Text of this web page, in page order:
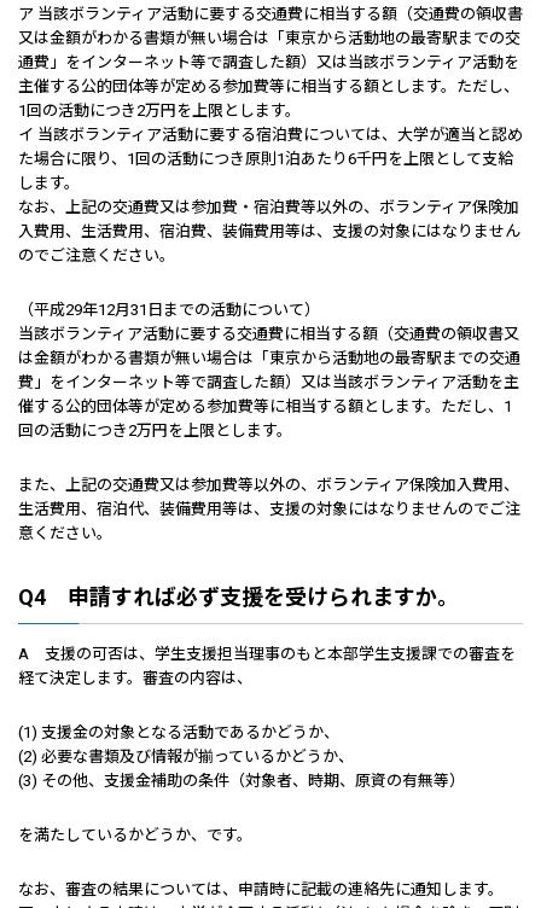
ア 当該ボランティア活動に要する交通費に相当する額（交通費の領収書
又は金額がわかる書類が無い場合は「東京から活動地の最寄駅までの交
通費」をインターネット等で調査した額）又は当該ボランティア活動を
主催する公的団体等が定める参加費等に相当する額とします。ただし、
1回の活動につき2万円を上限とします。
イ 当該ボランティア活動に要する宿泊費については、大学が適当と認め
た場合に限り、1回の活動につき原則1泊あたり6千円を上限として支給
します。
なお、上記の交通費又は参加費・宿泊費等以外の、ボランティア保険加
入費用、生活費用、宿泊費、装備費用等は、支援の対象にはなりません
のでご注意ください。
（平成29年12月31日までの活動について）
当該ボランティア活動に要する交通費に相当する額（交通費の領収書又
は金額がわかる書類が無い場合は「東京から活動地の最寄駅までの交通
費」をインターネット等で調査した額）又は当該ボランティア活動を主
催する公的団体等が定める参加費等に相当する額とします。ただし、1
回の活動につき2万円を上限とします。
また、上記の交通費又は参加費等以外の、ボランティア保険加入費用、
生活費用、宿泊代、装備費用等は、支援の対象にはなりませんのでご注
意ください。
Q4 申請すれば必ず支援を受けられますか。
A 支援の可否は、学生支援担当理事のもと本部学生支援課での審査を
経て決定します。審査の内容は、
(1) 支援金の対象となる活動であるかどうか、
(2) 必要な書類及び情報が揃っているかどうか、
(3) その他、支援金補助の条件（対象者、時期、原資の有無等）
を満たしているかどうか、です。
なお、審査の結果については、申請時に記載の連絡先に通知します。